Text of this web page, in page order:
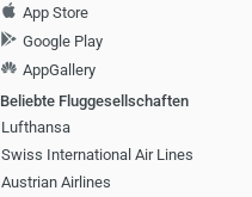
App Store
Google Play
AppGallery
Beliebte Fluggesellschaften
Lufthansa
Swiss International Air Lines
Austrian Airlines